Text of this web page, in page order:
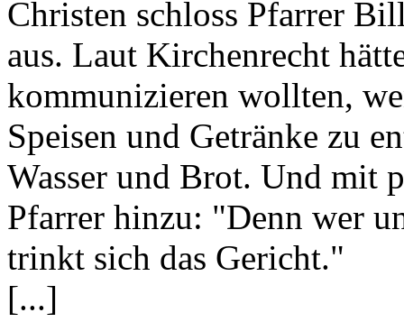
Christen schloss Pfarrer
aus. Laut Kirchenrecht
kommunizieren wollten,
Speisen und Getränke zu
Wasser und Brot. Und mit
Pfarrer hinzu: "Denn wer
trinkt sich das Gericht."
[...]